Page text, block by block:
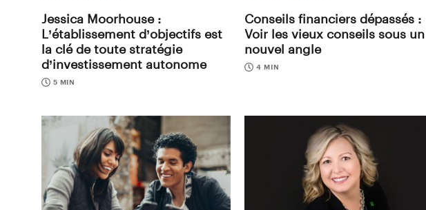
Jessica Moorhouse :
L’établissement d’objectifs est
la clé de toute stratégie
d’investissement autonome
5 MIN
Conseils financiers dépassés :
Voir les vieux conseils sous un
nouvel angle
4 MIN